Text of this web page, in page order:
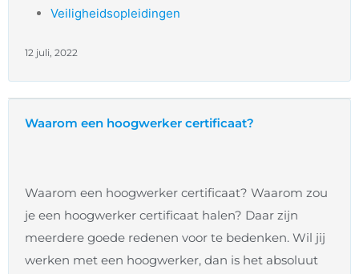
Veiligheidsopleidingen
12 juli, 2022
Waarom een hoogwerker certificaat?
Waarom een hoogwerker certificaat? Waarom zou
je een hoogwerker certificaat halen? Daar zijn
meerdere goede redenen voor te bedenken. Wil jij
werken met een hoogwerker, dan is het absoluut